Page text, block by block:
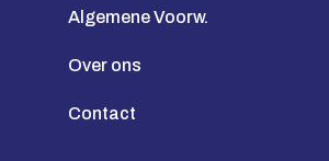
Algemene Voorw.
Over ons
Contact